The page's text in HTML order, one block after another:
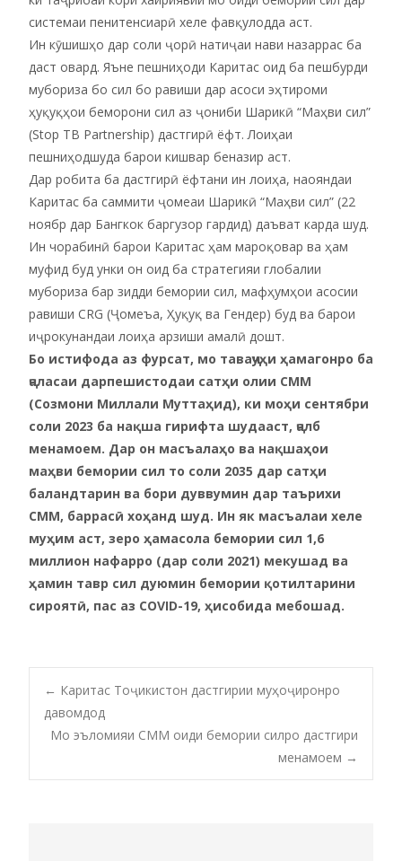
системаи пенитенсиарӣ хеле фавқулодда аст.
Ин кӯшишҳо дар соли ҷорӣ натиҷаи нави назаррас ба
даст овард. Яъне пешниҳоди Каритас оид ба пешбурди
мубориза бо сил бо равиши дар асоси эҳтироми
ҳуқуқҳои беморони сил аз ҷониби Шарикӣ “Маҳви сил”
(Stop TB Partnership) дастгирӣ ёфт. Лоиҳаи
пешниҳодшуда барои кишвар беназир аст.
Дар робита ба дастгирӣ ёфтани ин лоиҳа, наояндаи
Каритас ба саммити ҷомеаи Шарикӣ “Маҳви сил” (22
ноябр дар Бангкок баргузор гардид) даъват карда шуд.
Ин чорабинӣ барои Каритас ҳам мароқовар ва ҳам
муфид буд унки он оид ба стратегияи глобалии
мубориза бар зидди бемории сил, мафҳумҳои асосии
равиши CRG (Ҷомеъа, Ҳуқуқ ва Гендер) буд ва барои
иҷрокунандаи лоиҳа арзиши амалӣ дошт.
Бо истифода аз фурсат, мо таваҷҷуҳи ҳамагонро ба
ҷаласаи дарпешистодаи сатҳи олии СММ
(Созмони Миллали Муттаҳид), ки моҳи сентябри
соли 2023 ба нақша гирифта шудааст, ҷалб
менамоем. Дар он масъалаҳо ва нақшаҳои
маҳви бемории сил то соли 2035 дар сатҳи
баландтарин ва бори дуввумин дар таърихи
СММ, баррасӣ хоҳанд шуд. Ин як масъалаи хеле
муҳим аст, зеро ҳамасола бемории сил 1,6
миллион нафарро (дар соли 2021) мекушад ва
ҳамин тавр сил дуюмин бемории қотилтарини
сироятӣ, пас аз COVID-19, ҳисобида мебошад.
Post navigation
← Каритас Тоҷикистон дастгирии муҳоҷиронро
давомдод
Мо эъломияи СММ оиди бемории силро дастгири
менамоем →